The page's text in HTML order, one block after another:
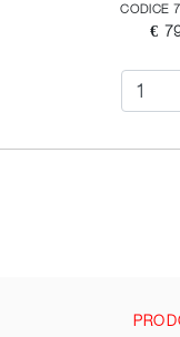
CODICE
€